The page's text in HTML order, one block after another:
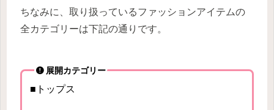
ちなみに、取り扱っているファッションアイテムの
全カテゴリーは下記の通りです。
展開カテゴリー
■トップス